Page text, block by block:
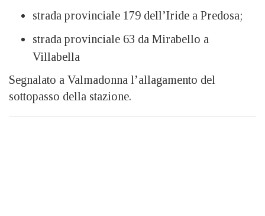
strada provinciale 179 dell’Iride a Predosa;
strada provinciale 63 da Mirabello a
Villabella
Segnalato a Valmadonna l’allagamento del
sottopasso della stazione.